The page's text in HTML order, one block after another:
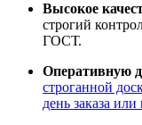
Высокое
строгий
ГОСТ.
Оперативную
строганной
день заказа